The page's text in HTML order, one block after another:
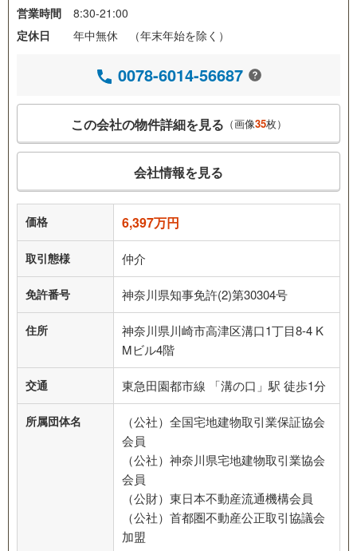
営業時間
8:30-21:00
定休日
年中無休 （年末年始を除く）
0078-6014-56687
この会社の物件詳細を見る （画像35枚）
会社情報を見る
価格 6,397万円
取引態様 仲介
免許番号 神奈川県知事免許(2)第30304号
住所
神奈川県川崎市高津区溝口1丁目8-4 K
Mビル4階
交通 東急田園都市線 「溝の口」駅 徒歩1分
所属団体名
（公社）全国宅地建物取引業保証協会
会員
（公社）神奈川県宅地建物取引業協会
会員
（公財）東日本不動産流通機構会員
（公社）首都圏不動産公正取引協議会
加盟